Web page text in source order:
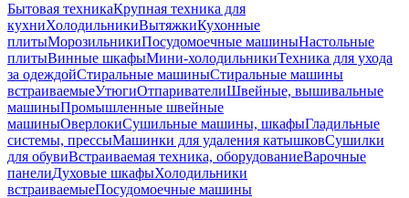
Бытовая техникаКрупная техника для
кухниХолодильникиВытяжкиКухонные
плитыМорозильникиПосудомоечные машиныНастольные
плитыВинные шкафыМини-холодильникиТехника для ухода
за одеждойСтиральные машиныСтиральные машины
встраиваемыеУтюгиОтпаривателиШвейные, вышивальные
машиныПромышленные швейные
машиныОверлокиСушильные машины, шкафыГладильные
системы, прессыМашинки для удаления катышковСушилки
для обувиВстраиваемая техника, оборудованиеВарочные
панелиДуховые шкафыХолодильники
встраиваемыеПосудомоечные машины